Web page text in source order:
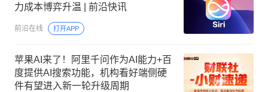
力成本博弈升温 | 前沿快讯
前沿在线 打开APP
苹果AI来了！阿里千问作为AI能力+百
度提供AI搜索功能，机构看好端侧硬
件有望进入新一轮升级周期